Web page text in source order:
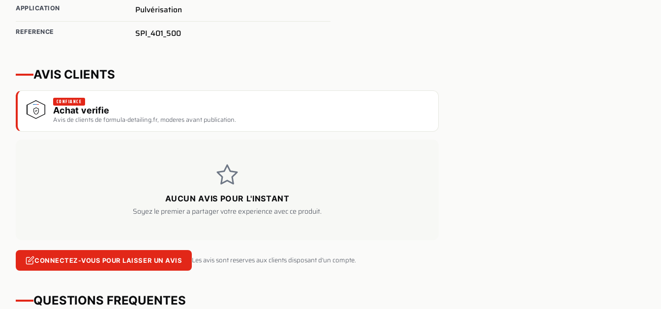
APPLICATION Pulvérisation
REFERENCE SPI_401_500
AVIS CLIENTS
CONFIANCE
Achat verifie
Avis de clients de formula-detailing.fr, moderes avant publication.
AUCUN AVIS POUR L'INSTANT
Soyez le premier a partager votre experience avec ce produit.
CONNECTEZ-VOUS POUR LAISSER UN AVIS Les avis sont reserves aux clients disposant d'un compte.
QUESTIONS FREQUENTES